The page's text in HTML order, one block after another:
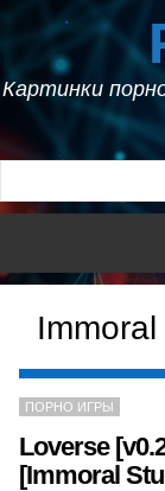
Картинки
ПОРНО ИГРЫ
Loverse
[Immoral